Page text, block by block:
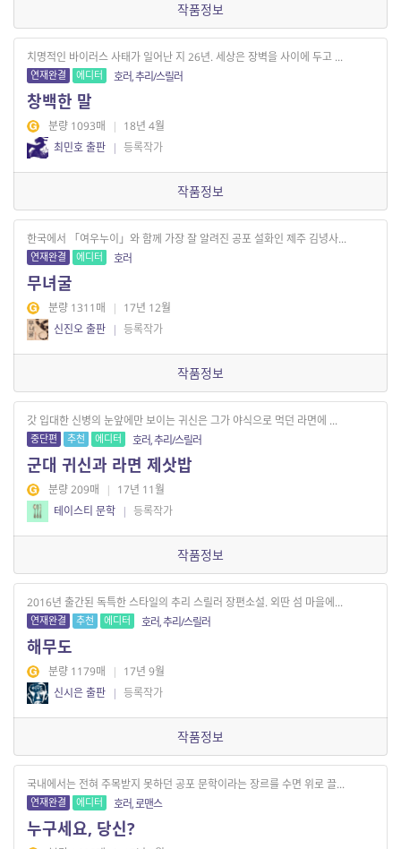
작품정보
치명적인 바이러스 사태가 일어난 지 26년. 세상은 장벽을 사이에 두고 ...
연재완결 에디터 호러, 추리/스릴러
창백한 말
분량 1093매 | 18년 4월
최민호 출판 | 등록작가
작품정보
한국에서 「여우누이」와 함께 가장 잘 알려진 공포 설화인 제주 김녕사...
연재완결 에디터 호러
무녀굴
분량 1311매 | 17년 12월
신진오 출판 | 등록작가
작품정보
갓 입대한 신병의 눈앞에만 보이는 귀신은 그가 야식으로 먹던 라면에 ...
중단편 추천 에디터 호러, 추리/스릴러
군대 귀신과 라면 제삿밥
분량 209매 | 17년 11월
테이스티 문학 | 등록작가
작품정보
2016년 출간된 독특한 스타일의 추리 스릴러 장편소설. 외딴 섬 마을에...
연재완결 추천 에디터 호러, 추리/스릴러
해무도
분량 1179매 | 17년 9월
신시은 출판 | 등록작가
작품정보
국내에서는 전혀 주목받지 못하던 공포 문학이라는 장르를 수면 위로 끌...
연재완결 에디터 호러, 로맨스
누구세요, 당신?